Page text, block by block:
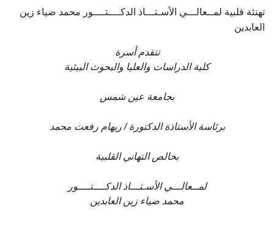
تهنئة قلبية لمــعالـــي الأسـتـــاذ الدكــــتــــور محمد ضياء زين
العابدين
تتقدم أسرة
كلية الدراسات والعليا والبحوث البيئية
بجامعة عين شمس
برئاسة الأستاذة الدكتورة / ريهام رفعت محمد
بخالص التهاني القلبية
لمــعالـــي الأسـتـــاذ الدكــــتــــور
محمد ضياء زين العابدين